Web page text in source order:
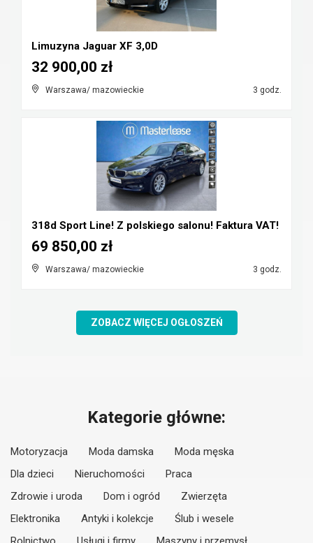
Limuzyna Jaguar XF 3,0D
Warszawa/ mazowieckie 3 godz.
32 900,00 zł
318d Sport Line! Z polskiego salonu! Faktura VAT!
Warszawa/ mazowieckie 3 godz.
69 850,00 zł
ZOBACZ WIĘCEJ OGŁOSZEŃ
Kategorie główne:
Motoryzacja Moda damska
Moda męska
Dla dzieci
Nieruchomości
Praca
Zdrowie i uroda
Dom i ogród
Zwierzęta
Elektronika
Antyki i kolekcje
Ślub i wesele